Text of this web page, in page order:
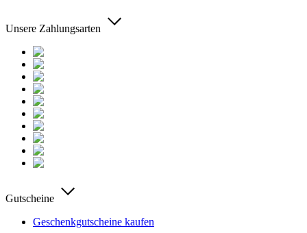
Unsere Zahlungsarten
Gutscheine
Geschenkgutscheine kaufen